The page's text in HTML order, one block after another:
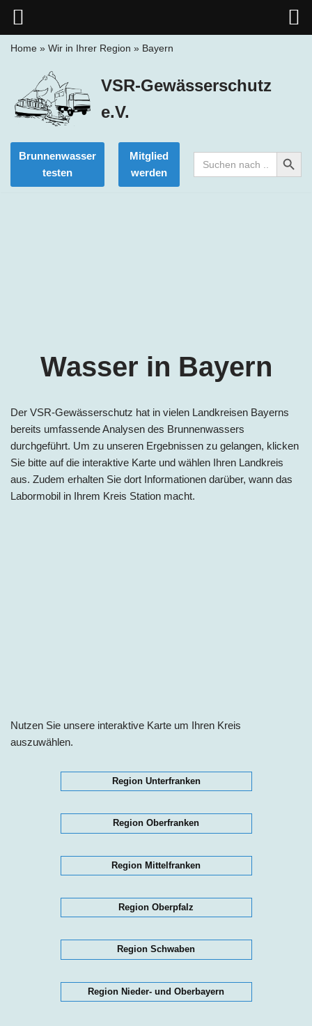
Inhalt
springen
Home » Wir in Ihrer Region » Bayern
VSR-Gewässerschutz
e.V.
Brunnenwasser
testen
Mitglied
werden
Search
for:
Search Button
Wasser in Bayern
Der VSR-Gewässerschutz hat in vielen Landkreisen Bayerns
bereits umfassende Analysen des Brunnenwassers
durchgeführt. Um zu unseren Ergebnissen zu gelangen, klicken
Sie bitte auf die interaktive Karte und wählen Ihren Landkreis
aus. Zudem erhalten Sie dort Informationen darüber, wann das
Labormobil in Ihrem Kreis Station macht.
Nutzen Sie unsere interaktive Karte um Ihren Kreis
auszuwählen.
Region Unterfranken
Region Oberfranken
Region Mittelfranken
Region Oberpfalz
Region Schwaben
Region Nieder- und Oberbayern